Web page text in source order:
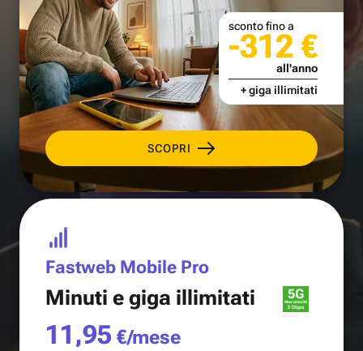
SCOPRI
sconto fino a
-312 €
all'anno
+ giga illimitati
Fastweb Mobile Pro
Minuti e giga illimitati
11,95 €/mese